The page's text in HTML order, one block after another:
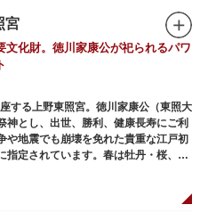
います。
宮
文化財。徳川家康公が祀られるパワ
する上野東照宮。徳川家康公（東照大
神とし、出世、勝利、健康長寿にご利
や地震でも崩壊を免れた貴重な江戸初
指定されています。春は牡丹・桜、秋
たん鑑賞の地として、年間を通して
す。